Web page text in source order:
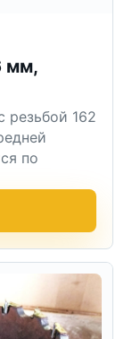
мм,
резьбой 162
по